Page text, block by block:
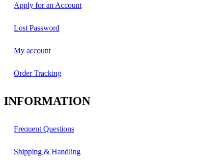
Apply for an Account
Lost Password
My account
Order Tracking
INFORMATION
Frequent Questions
Shipping & Handling